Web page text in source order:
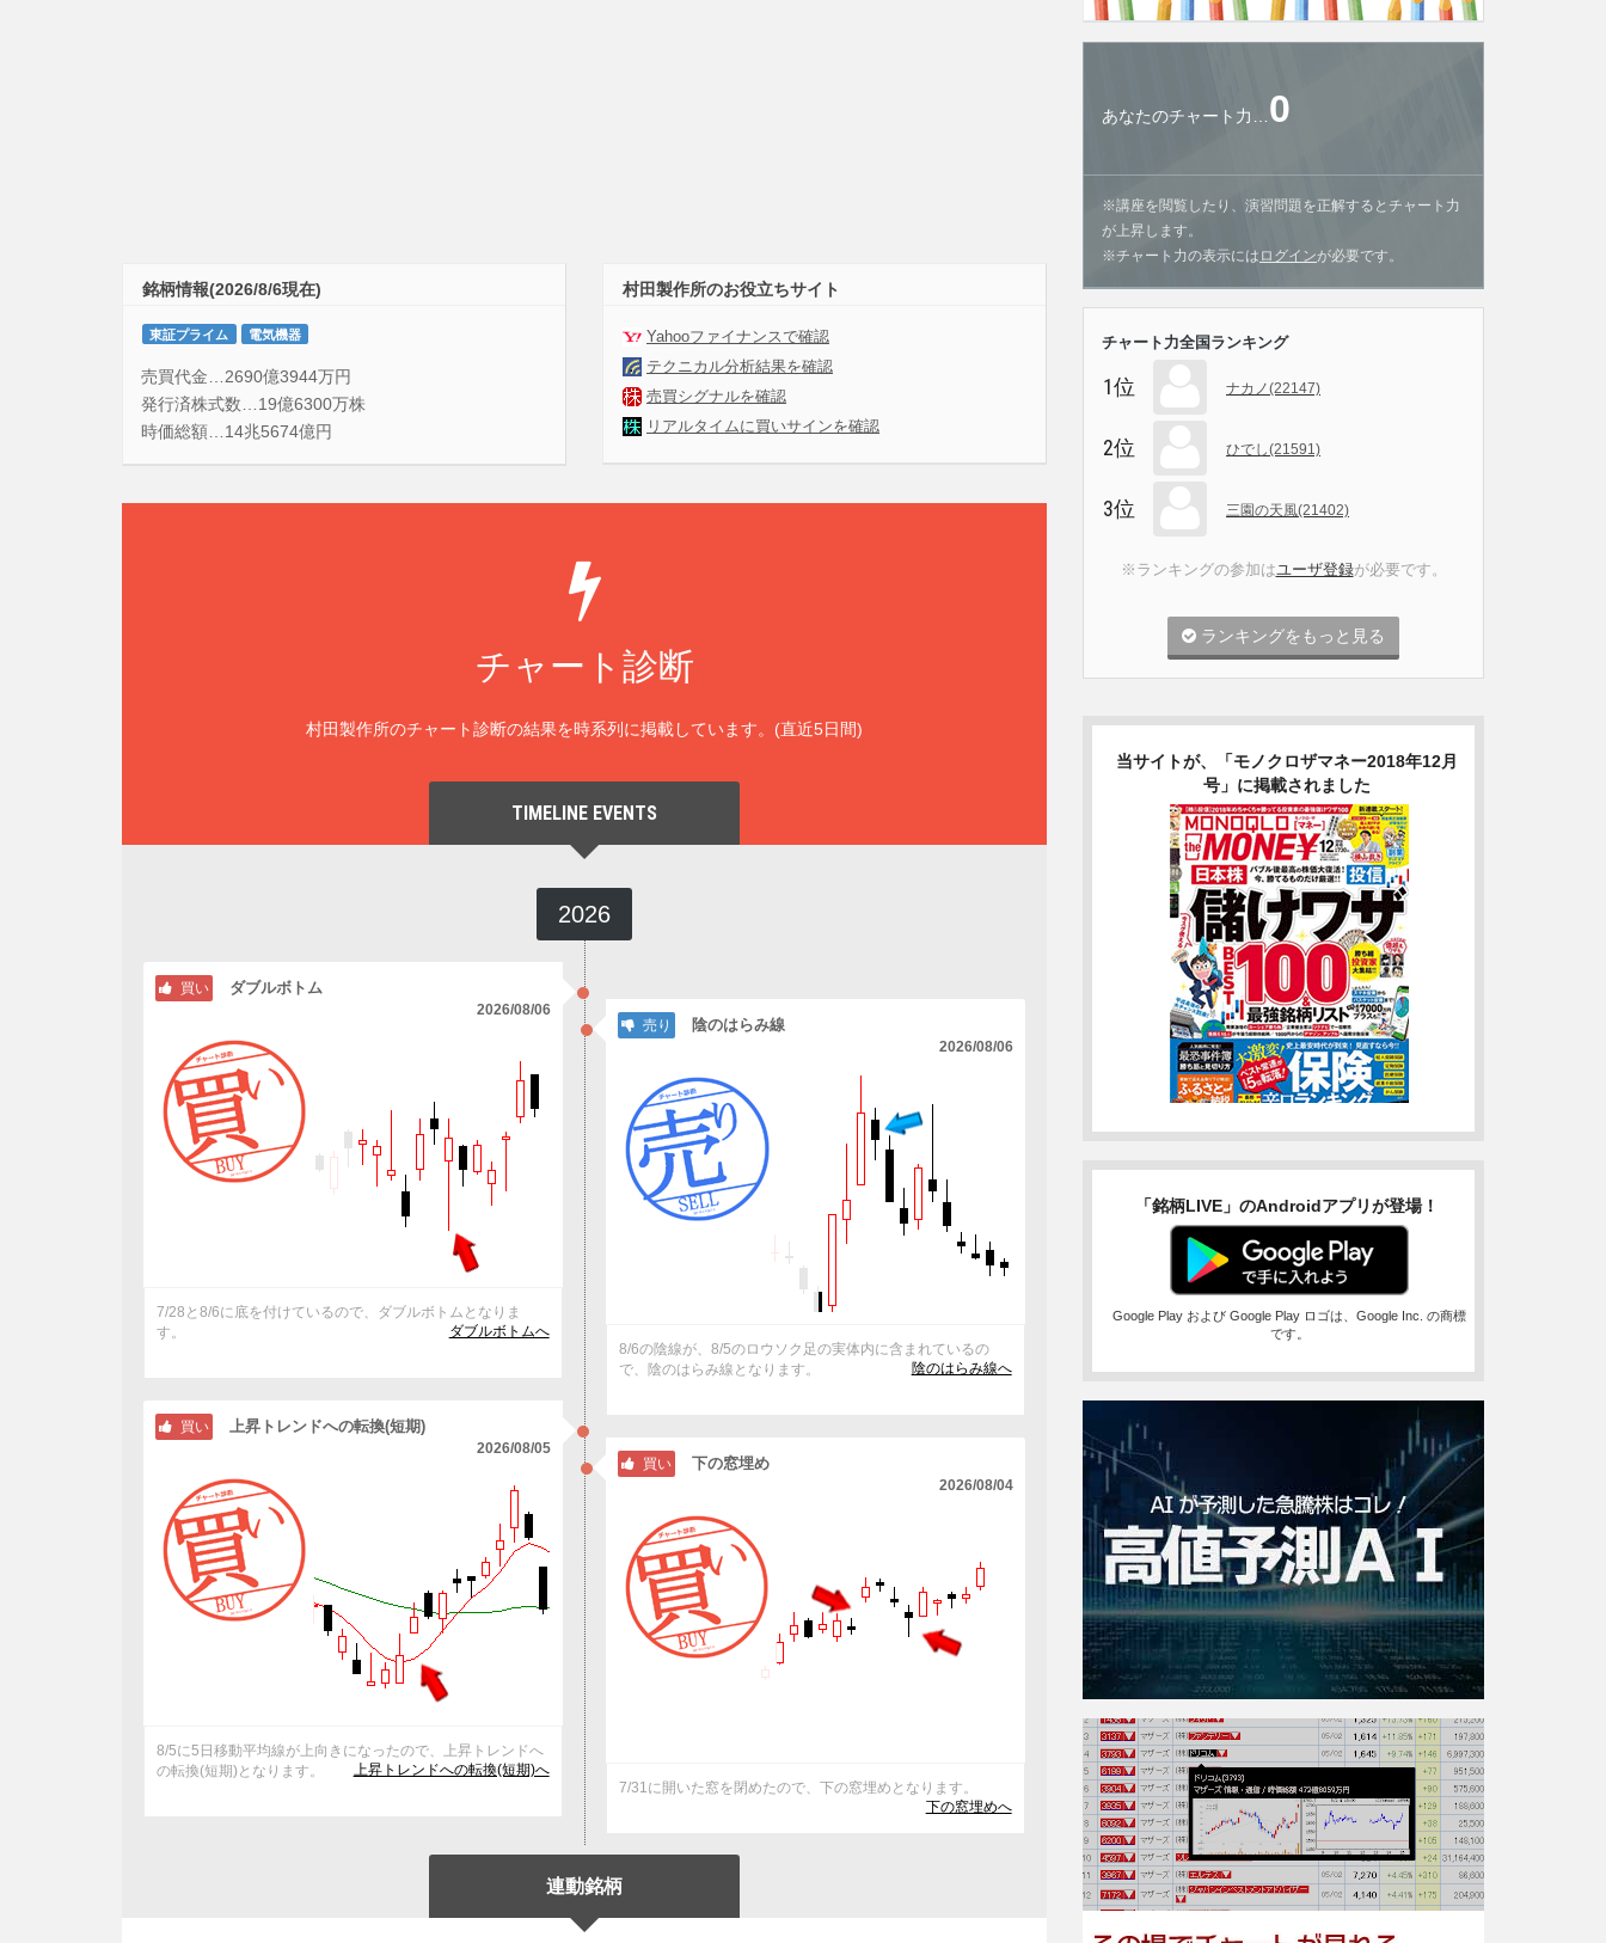
銘柄情報(2026/8/6現在)
東証プライム 電気機器
売買代金…2690億3944万円
発行済株式数…19億6300万株
時価総額…14兆5674億円
村田製作所のお役立ちサイト
Yahooファイナンスで確認
テクニカル分析結果を確認
売買シグナルを確認
リアルタイムに買いサインを確認
チャート診断
村田製作所のチャート診断の結果を時系列に掲載しています。(直近5日間)
TIMELINE EVENTS
2026
買い ダブルボトム
2026/08/06
7/28と8/6に底を付けているので、ダブルボトムとなりま
す。
ダブルボトムへ
売り 陰のはらみ線
2026/08/06
8/6の陰線が、8/5のロウソク足の実体内に含まれているの
で、陰のはらみ線となります。
陰のはらみ線へ
買い 上昇トレンドへの転換(短期)
2026/08/05
8/5に5日移動平均線が上向きになったので、上昇トレンドへ
の転換(短期)となります。
上昇トレンドへの転換(短期)へ
買い 下の窓埋め
2026/08/04
7/31に開いた窓を閉めたので、下の窓埋めとなります。
下の窓埋めへ
連動銘柄
あなたのチャート力… 0
※講座を閲覧したり、演習問題を正解するとチャート力
が上昇します。
※チャート力の表示には ログインが必要です。
チャート力全国ランキング
1位 ナカノ(22147)
2位 ひでし(21591)
3位 三園の天風(21402)
※ランキングの参加はユーザ登録が必要です。
ランキングをもっと見る
当サイトが、「モノクロザマネー2018年12月
号」に掲載されました
「銘柄LIVE」のAndroidアプリが登場！
Google Play および Google Play ロゴは、Google Inc. の商標
です。